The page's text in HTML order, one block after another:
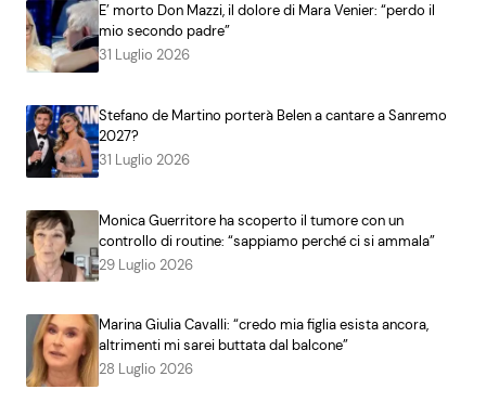
E’ morto Don Mazzi, il dolore di Mara Venier: “perdo il
mio secondo padre”
31 Luglio 2026
Stefano de Martino porterà Belen a cantare a Sanremo
2027?
31 Luglio 2026
Monica Guerritore ha scoperto il tumore con un
controllo di routine: “sappiamo perché ci si ammala”
29 Luglio 2026
Marina Giulia Cavalli: “credo mia figlia esista ancora,
altrimenti mi sarei buttata dal balcone”
28 Luglio 2026